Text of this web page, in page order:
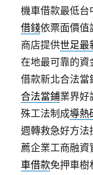
機車借款最低台
借錢依票面價值
商店提供世足最
在地最可靠的資
借款新北合法當
合法當鋪業界好
殊工法制成導熱
週轉救急好方法
薦企業工商融
車借款免押車樹